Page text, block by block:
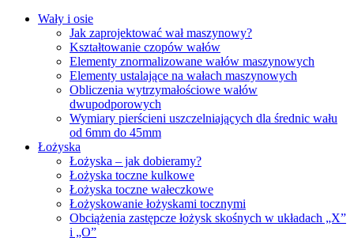
Wały i osie
Jak zaprojektować wał maszynowy?
Kształtowanie czopów wałów
Elementy znormalizowane wałów maszynowych
Elementy ustalające na wałach maszynowych
Obliczenia wytrzymałościowe wałów
dwupodporowych
Wymiary pierścieni uszczelniających dla średnic wału
od 6mm do 45mm
Łożyska
Łożyska – jak dobieramy?
Łożyska toczne kulkowe
Łożyska toczne wałeczkowe
Łożyskowanie łożyskami tocznymi
Obciążenia zastępcze łożysk skośnych w układach „X”
i „O”